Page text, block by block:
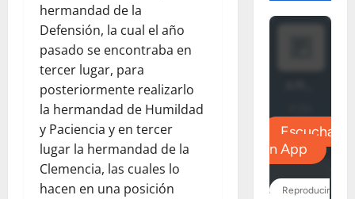
hermandad de la
Defensión, la cual el año
pasado se encontraba en
tercer lugar, para
posteriormente realizarlo
la hermandad de Humildad
y Paciencia y en tercer
lugar la hermandad de la
Clemencia, las cuales lo
hacen en una posición